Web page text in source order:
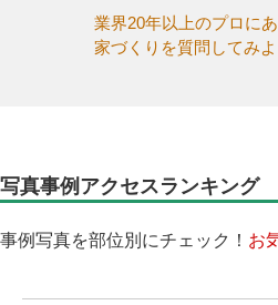
業界20年以上のプロに
家づくりを質問してみよ
写真事例アクセスランキング
事例写真を部位別にチェック！ お